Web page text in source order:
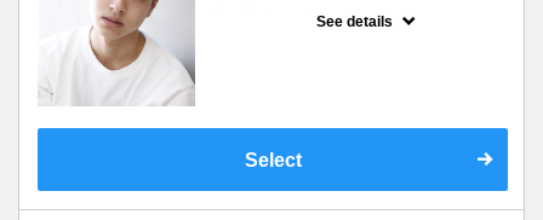
で余裕を持ったご予約をお願い致します。
※スパイラル不可
See details
Select